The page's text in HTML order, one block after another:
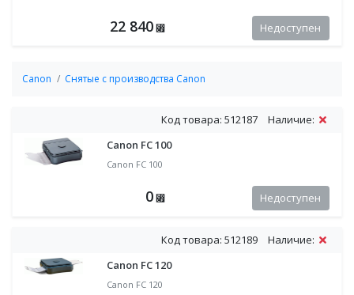
22 840 ⃏ Недоступен
Canon Снятые с производства Canon
Код товара: 512187
Наличие:
Canon FC 100
Canon FC 100
0 ⃏ Недоступен
Код товара: 512189
Наличие:
Canon FC 120
Canon FC 120